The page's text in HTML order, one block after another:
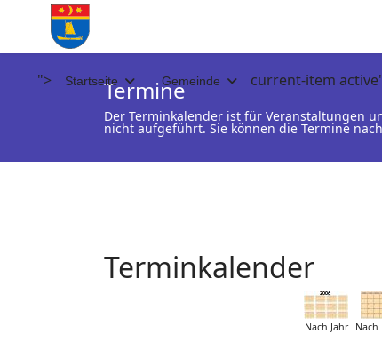
"> Startseite Gemeinde current-item
Termine
Der Terminkalender ist für Veranstaltungen
nicht aufgeführt. Sie können die Termine
Terminkalender
Nach Jahr Nach